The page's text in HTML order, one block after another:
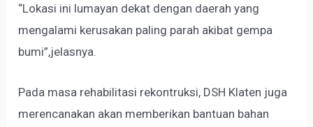
“Lokasi ini lumayan dekat dengan daerah yang
mengalami kerusakan paling parah akibat gempa
bumi”,jelasnya.
Pada masa rehabilitasi rekontruksi, DSH Klaten juga
merencanakan akan memberikan bantuan bahan